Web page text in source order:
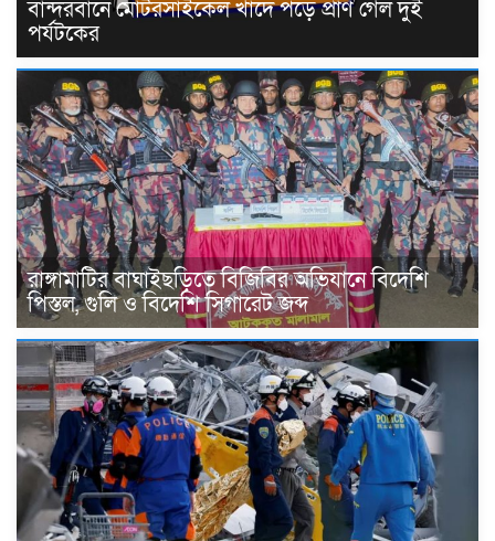
বান্দরবানে মোটরসাইকেল খাদে পড়ে প্রাণ গেল দুই
পর্যটকের
রাঙ্গামাটির বাঘাইছড়িতে বিজিবির অভিযানে বিদেশি
পিস্তল, গুলি ও বিদেশি সিগারেট জব্দ